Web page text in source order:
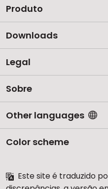
Produto
Downloads
Legal
Sobre
Other languages
Color scheme
Este site é traduzido